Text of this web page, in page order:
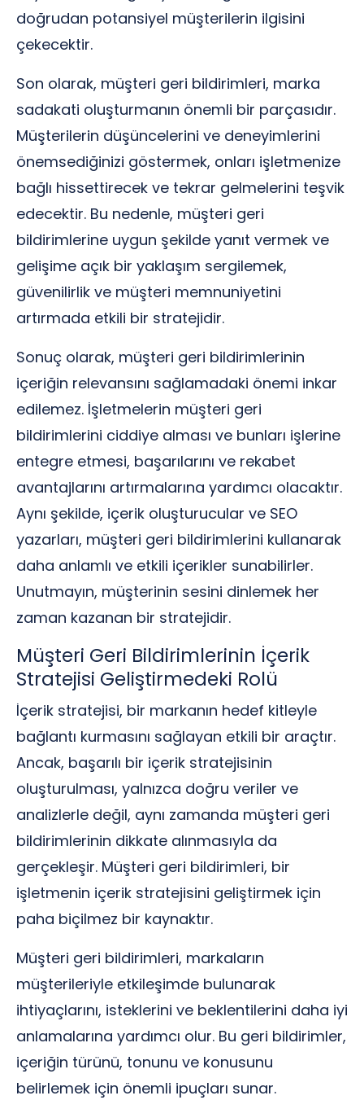
doğrudan potansiyel müşterilerin ilgisini
çekecektir.
Son olarak, müşteri geri bildirimleri, marka
sadakati oluşturmanın önemli bir parçasıdır.
Müşterilerin düşüncelerini ve deneyimlerini
önemsediğinizi göstermek, onları işletmenize
bağlı hissettirecek ve tekrar gelmelerini teşvik
edecektir. Bu nedenle, müşteri geri
bildirimlerine uygun şekilde yanıt vermek ve
gelişime açık bir yaklaşım sergilemek,
güvenilirlik ve müşteri memnuniyetini
artırmada etkili bir stratejidir.
Sonuç olarak, müşteri geri bildirimlerinin
içeriğin relevansını sağlamadaki önemi inkar
edilemez. İşletmelerin müşteri geri
bildirimlerini ciddiye alması ve bunları işlerine
entegre etmesi, başarılarını ve rekabet
avantajlarını artırmalarına yardımcı olacaktır.
Aynı şekilde, içerik oluşturucular ve SEO
yazarları, müşteri geri bildirimlerini kullanarak
daha anlamlı ve etkili içerikler sunabilirler.
Unutmayın, müşterinin sesini dinlemek her
zaman kazanan bir stratejidir.
Müşteri Geri Bildirimlerinin İçerik
Stratejisi Geliştirmedeki Rolü
İçerik stratejisi, bir markanın hedef kitleyle
bağlantı kurmasını sağlayan etkili bir araçtır.
Ancak, başarılı bir içerik stratejisinin
oluşturulması, yalnızca doğru veriler ve
analizlerle değil, aynı zamanda müşteri geri
bildirimlerinin dikkate alınmasıyla da
gerçekleşir. Müşteri geri bildirimleri, bir
işletmenin içerik stratejisini geliştirmek için
paha biçilmez bir kaynaktır.
Müşteri geri bildirimleri, markaların
müşterileriyle etkileşimde bulunarak
ihtiyaçlarını, isteklerini ve beklentilerini daha iyi
anlamalarına yardımcı olur. Bu geri bildirimler,
içeriğin türünü, tonunu ve konusunu
belirlemek için önemli ipuçları sunar.